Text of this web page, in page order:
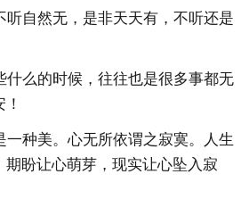
听自然无，是非天天有，不听还是
什么的时候，往往也是很多事都无
一种美。心无所依谓之寂寞。人生
期盼让心萌芽，现实让心坠入寂